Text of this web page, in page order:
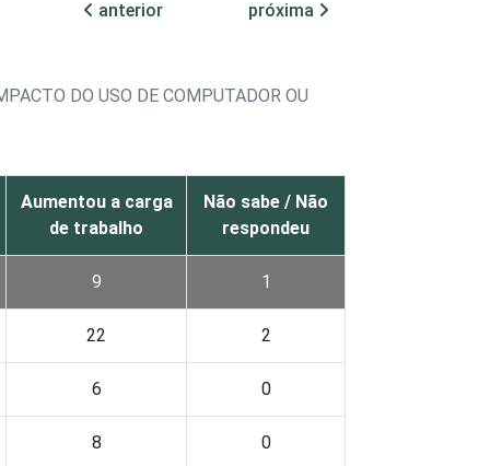
anterior próxima
DO USO DE COMPUTADOR OU
Aumentou a carga
de trabalho
Não sabe / Não
respondeu
9 1
22 2
6 0
8 0